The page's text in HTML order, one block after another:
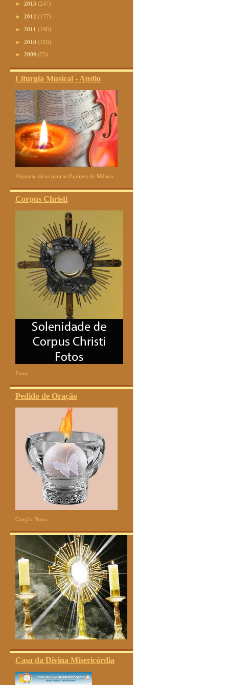
► 2013 (247)
► 2012 (177)
► 2011 (196)
► 2010 (180)
► 2009 (25)
Liturgia Musical - Audio
Algumas dicas para as Equipes de Música
Corpus Christi
Fotos
Pedido de Oração
Canção Nova
Casa da Divina Misericórdia